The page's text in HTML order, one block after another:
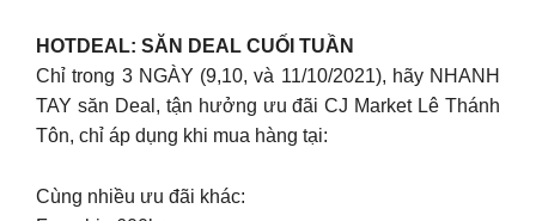
HOTDEAL: SĂN DEAL CUỐI TUẦN
Chỉ trong 3 NGÀY (9,10, và 11/10/2021), hãy NHANH
TAY săn Deal, tận hưởng ưu đãi CJ Market Lê Thánh
Tôn, chỉ áp dụng khi mua hàng tại:
Cùng nhiều ưu đãi khác: